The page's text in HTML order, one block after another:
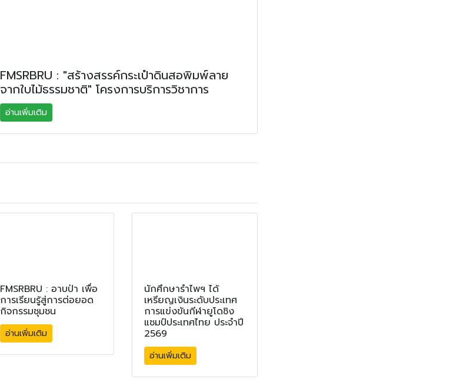
FMSRBRU : "สร้างสรรค์กระเป๋าดินสอพิมพ์ลาย
จากใบไม้ธรรมชาติ" โครงการบริการวิชาการ
อ่านเพิ่มเติม
FMSRBRU : อาบป่า เพื่อ
การเรียนรู้สู่การต่อยอด
กิจกรรมชุมชน
อ่านเพิ่มเติม
นักศึกษารำไพฯ ได้
เหรียญเงินระดับประเทศ
การแข่งขันกีฬายูโดชิง
แชมป์ประเทศไทย ประจำปี
2569
อ่านเพิ่มเติม